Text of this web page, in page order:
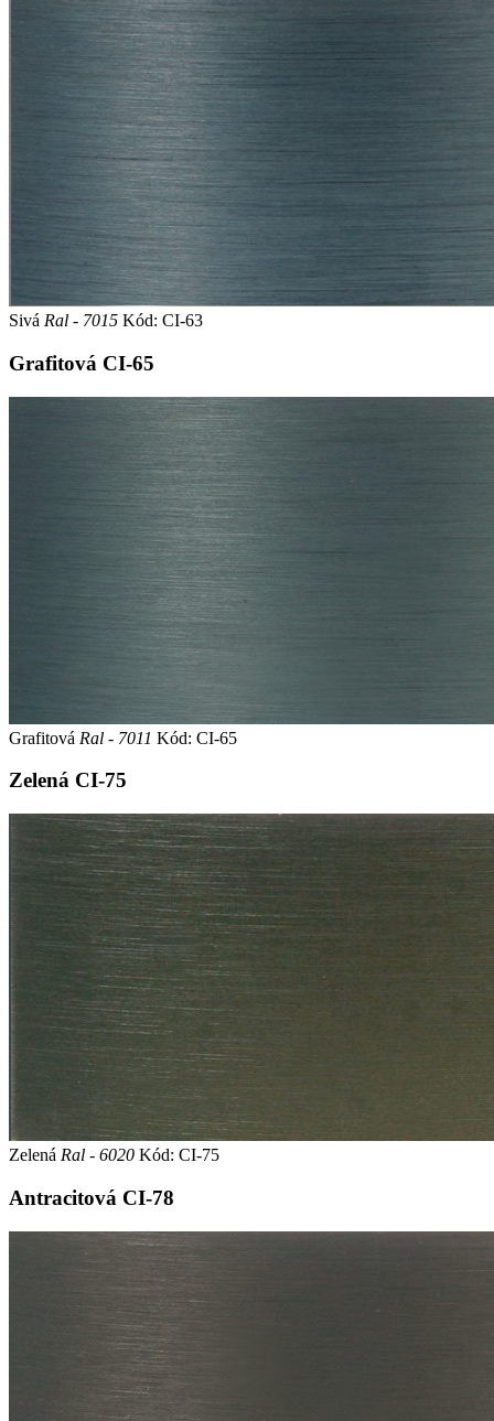
Sivá Ral - 7015 Kód: CI-63
Grafitová CI-65
Grafitová Ral - 7011 Kód: CI-65
Zelená CI-75
Zelená Ral - 6020 Kód: CI-75
Antracitová CI-78